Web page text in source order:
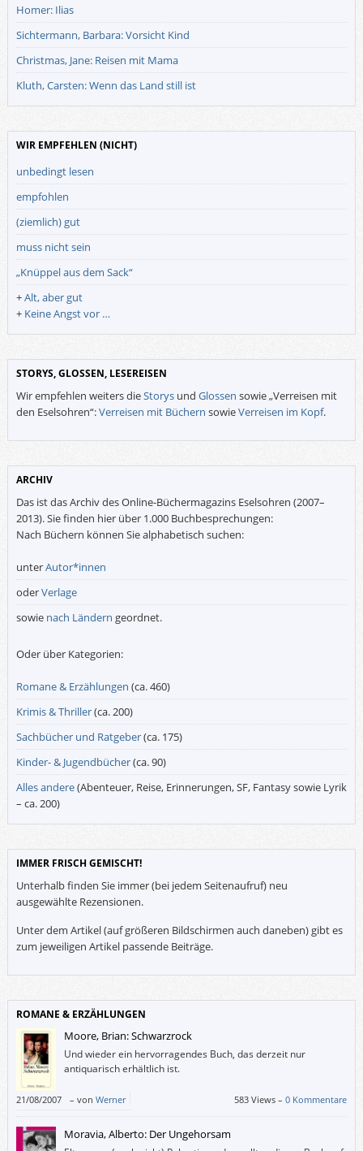
Homer: Ilias
Sichtermann, Barbara: Vorsicht Kind
Christmas, Jane: Reisen mit Mama
Kluth, Carsten: Wenn das Land still ist
WIR EMPFEHLEN (NICHT)
unbedingt lesen
empfohlen
(ziemlich) gut
muss nicht sein
„Knüppel aus dem Sack“
+Alt, aber gut
+ Keine Angst vor …
STORYS, GLOSSEN, LESEREISEN
Wir empfehlen weiters dieStorysund Glossen sowie „Verreisen mit
den Eselsohren“:Verreisen mit Büchern sowieVerreisen im Kopf.
ARCHIV
Das ist das Archiv des Online-Büchermagazins Eselsohren (2007–
2013). Sie finden hier über 1.000 Buchbesprechungen:
Nach Büchern können Sie alphabetisch suchen:
unterAutor*innen
oderVerlage
sowie nach Ländern geordnet.
Oder über Kategorien:
Romane & Erzählungen (ca. 460)
Krimis & Thriller(ca. 200)
Sachbücher und Ratgeber(ca. 175)
Kinder- & Jugendbücher(ca. 90)
Alles andere(Abenteuer, Reise, Erinnerungen, SF, Fantasy sowie Lyrik
– ca. 200)
IMMER FRISCH GEMISCHT!
Unterhalb finden Sie immer (bei jedem Seitenaufruf) neu
ausgewählte Rezensionen.
Unter dem Artikel (auf größeren Bildschirmen auch daneben) gibt es
zum jeweiligen Artikel passende Beiträge.
ROMANE & ERZÄHLUNGEN
Moore, Brian: Schwarzrock
Und wieder ein hervorragendes Buch, das derzeit nur
antiquarisch erhältlich ist.
21/08/2007 – von Werner 583 Views –0 Kommentare
Moravia, Alberto: Der Ungehorsam